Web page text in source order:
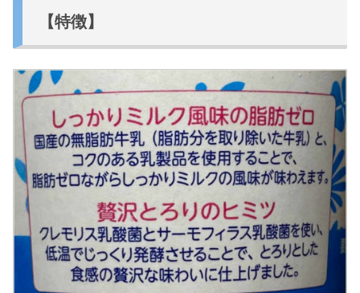
【特徴】